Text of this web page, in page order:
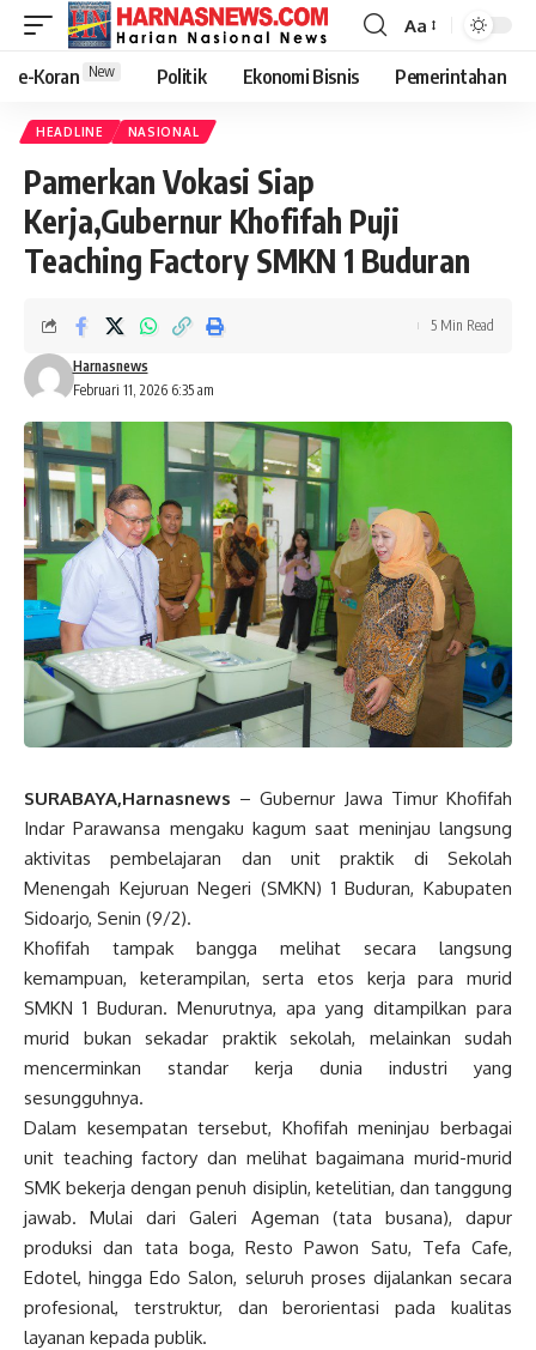
Aa
e-Koran New Politik Ekonomi Bisnis Pemerintahan
HEADLINE NASIONAL
Pamerkan Vokasi Siap
Kerja,Gubernur Khofifah Puji
Teaching Factory SMKN 1 Buduran
Februari 11, 2026 6:35 am
Harnasnews
5 Min Read
SURABAYA,Harnasnews – Gubernur Jawa Timur Khofifah
Indar Parawansa mengaku kagum saat meninjau langsung
aktivitas pembelajaran dan unit praktik di Sekolah
Menengah Kejuruan Negeri (SMKN) 1 Buduran, Kabupaten
Sidoarjo, Senin (9/2).
Khofifah tampak bangga melihat secara langsung
kemampuan, keterampilan, serta etos kerja para murid
SMKN 1 Buduran. Menurutnya, apa yang ditampilkan para
murid bukan sekadar praktik sekolah, melainkan sudah
mencerminkan standar kerja dunia industri yang
sesungguhnya.
Dalam kesempatan tersebut, Khofifah meninjau berbagai
unit teaching factory dan melihat bagaimana murid-murid
SMK bekerja dengan penuh disiplin, ketelitian, dan tanggung
jawab. Mulai dari Galeri Ageman (tata busana), dapur
produksi dan tata boga, Resto Pawon Satu, Tefa Cafe,
Edotel, hingga Edo Salon, seluruh proses dijalankan secara
profesional, terstruktur, dan berorientasi pada kualitas
layanan kepada publik.